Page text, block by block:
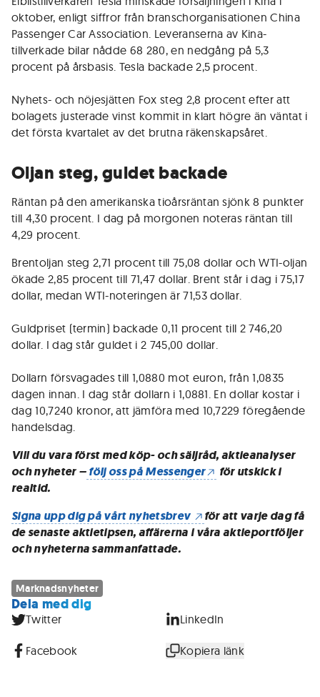
oktober, enligt siffror från branschorganisationen China
Passenger Car Association. Leveranserna av Kina-
tillverkade bilar nådde 68 280, en nedgång på 5,3
procent på årsbasis. Tesla backade 2,5 procent.
Nyhets- och nöjesjätten Fox steg 2,8 procent efter att
bolagets justerade vinst kommit in klart högre än väntat i
det första kvartalet av det brutna räkenskapsåret.
Oljan steg, guldet backade
Räntan på den amerikanska tioårsräntan sjönk 8 punkter
till 4,30 procent. I dag på morgonen noteras räntan till
4,29 procent.
Brentoljan steg 2,71 procent till 75,08 dollar och WTI-oljan
ökade 2,85 procent till 71,47 dollar. Brent står i dag i 75,17
dollar, medan WTI-noteringen är 71,53 dollar.
Guldpriset (termin) backade 0,11 procent till 2 746,20
dollar. I dag står guldet i 2 745,00 dollar.
Dollarn försvagades till 1,0880 mot euron, från 1,0835
dagen innan. I dag står dollarn i 1,0881. En dollar kostar i
dag 10,7240 kronor, att jämföra med 10,7229 föregående
handelsdag.
Vill du vara först med köp- och säljråd, aktieanalyser
och nyheter –följ oss på Messenger
för utskick i
realtid.
Signa upp dig på vårt nyhetsbrev
för att varje dag få
de senaste aktietipsen, affärerna i våra aktieportföljer
och nyheterna sammanfattade.
Marknadsnyheter
Dela med dig
Twitter LinkedIn
Facebook Kopiera länk